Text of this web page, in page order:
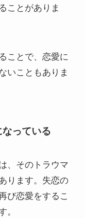
ことがありま
ことで、恋愛に
いこともありま
っている
、そのトラウマ
ります。失恋の
び恋愛をするこ
。